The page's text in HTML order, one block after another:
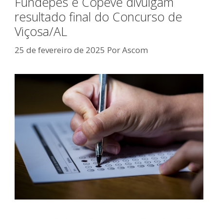
resultado final do Concurso de
Viçosa/AL
25 de fevereiro de 2025 PorAscom